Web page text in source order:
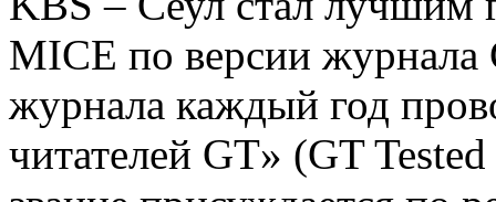
MICE по версии
журнала каждый год
читателей GT» (GT